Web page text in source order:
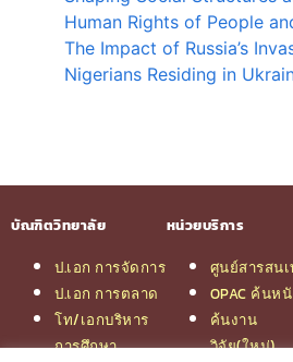
Human Rights of People
The Impact of Russia’s
Nigerians Residing in
บัณฑิตวิทยาลัย
ป.เอก การจัดการ
ป.เอก การตลาด
โท/เอกบริหาร
การศึกษา
หน่วยบริการ
ศูนย์สารสน
OPAC ค้นห
ค้นงาน
วิจัย(ใหม่)